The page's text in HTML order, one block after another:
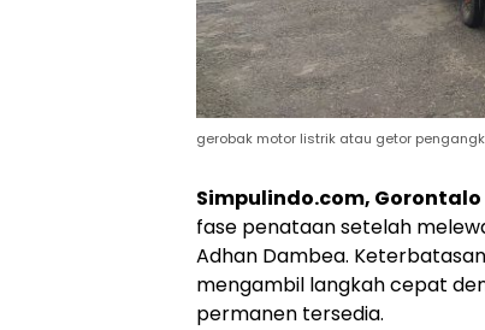
gerobak motor listrik atau getor
Simpulindo.com, Gorontalo
fase penataan setelah
Adhan Dambea.
mengambil langkah cepat
permanen tersedia.